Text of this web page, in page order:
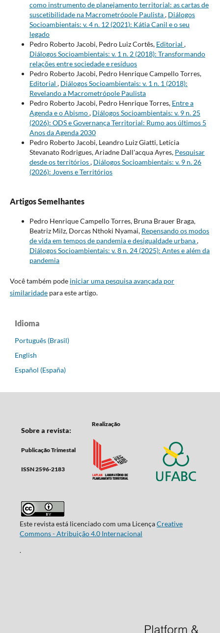
como instrumento de planejamento territorial: as cartas de
suscetibilidade na Macrometrópole Paulista, Diálogos
Socioambientais: v. 4 n. 12 (2021): Kátia Canil e o seu
legado
Pedro Roberto Jacobi, Pedro Luiz Cortês, Editorial ,
Diálogos Socioambientais: v. 1 n. 2 (2018): Transformando
relações entre sociedade e resíduos
Pedro Roberto Jacobi, Pedro Henrique Campello Torres,
Editorial , Diálogos Socioambientais: v. 1 n. 1 (2018):
Revelando a Macrometrópole Paulista
Pedro Roberto Jacobi, Pedro Henrique Torres, Entre a
Agenda e o Abismo, Diálogos Socioambientais: v. 9 n. 25
(2026): ODS e Governança Territorial: Rumo aos últimos 5
Anos da Agenda 2030
Pedro Roberto Jacobi, Leandro Luiz Giatti, Letícia
Stevanato Rodrigues, Ariadne Dall'acqua Ayres, Pesquisar
desde os territórios, Diálogos Socioambientais: v. 9 n. 26
(2026): Jovens e Territórios
Artigos Semelhantes
Pedro Henrique Campello Torres, Bruna Brauer Braga,
Beatriz Milz, Dorcas Nthoki Nyamai, Repensando os modos
de vida em tempos de pandemia e desigualdade urbana,
Diálogos Socioambientais: v. 8 n. 24 (2025): Antes e além da
pandemia
Você também pode iniciar uma pesquisa avançada por
similaridadepara este artigo.
Idioma
Português (Brasil)
English
Español (España)
Sobre a revista:
Publicação Trimestal
ISSN 2596-2183
Realização
Este revista está licenciado com uma LicençaCreative
Commons - Atribuição 4.0 Internacional
.